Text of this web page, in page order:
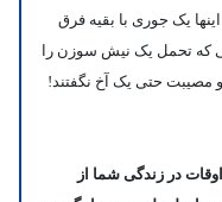
یک جوری با بقیه فرق
که تحمل یک نیش سوزن را
و مصیبت حتی یک آخ نگفتند!
در زندگی شما از